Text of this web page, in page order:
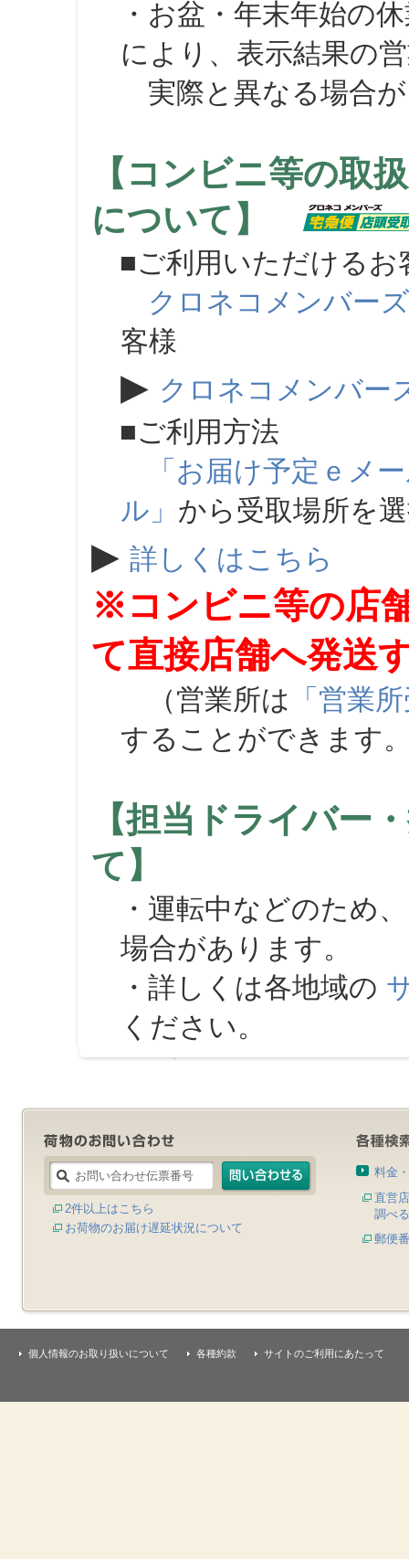
・お盆・年末年始の
により、表示結果の
実際と異なる場合が
【コンビニ等の取
について】
■ご利用いただけるお
クロネコメンバーズ
客様
▶ クロネコメンバー
■ご利用方法
「お届け予定ｅメ
ル」 から受取場所を
▶ 詳しくはこちら
※コンビニ等の店
て直接店舗へ発送
（営業所は 「営業
することができます
【担当ドライバー
て】
・運転中などのため
場合があります。
・詳しくは各地域の
ください。
2件以上はこちら
お荷物のお届け遅延状況について
料金
直営
調べる
郵便
個人情報のお取り扱いについて 各種約款 サイトのご利用にあたって